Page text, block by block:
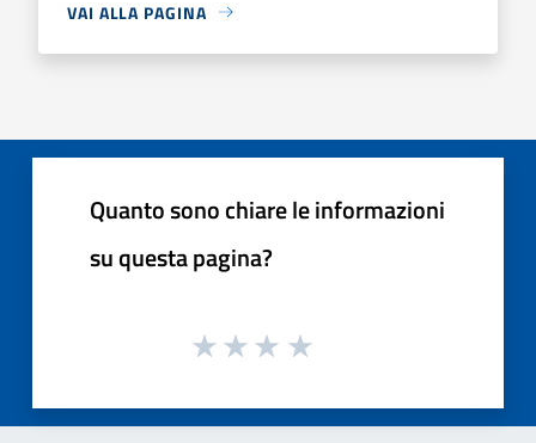
VAI ALLA PAGINA
Quanto sono chiare le informazioni
su questa pagina?